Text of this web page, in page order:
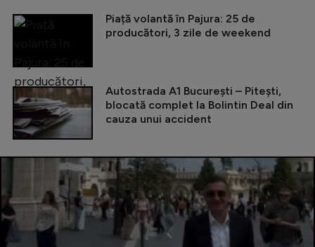
Piață volantă în Pajura: 25 de
producători, 3 zile de weekend
Autostrada A1 București – Pitești,
blocată complet la Bolintin Deal din
cauza unui accident